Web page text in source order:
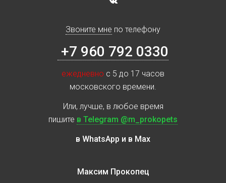
Звоните мне по телефону
+7 960 792 0330
ежедневно с 5 до 17 часов
московского времени.
Или, лучше, в любое время
пишите в Telegram @m_prokopets
в WhatsApp и в Max
Максим Прокопец